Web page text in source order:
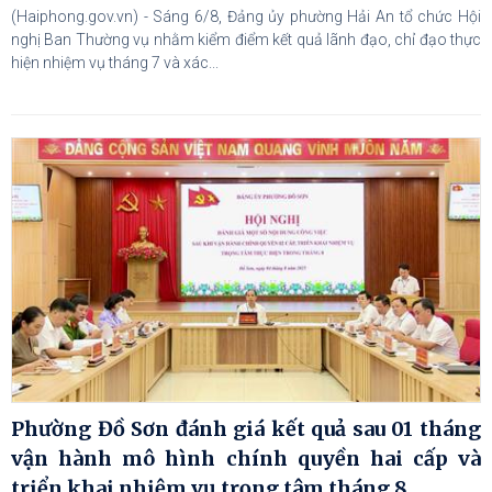
(Haiphong.gov.vn) - Sáng 6/8, Đảng ủy phường Hải An tổ chức Hội
nghị Ban Thường vụ nhằm kiểm điểm kết quả lãnh đạo, chỉ đạo thực
hiện nhiệm vụ tháng 7 và xác...
Phường Đồ Sơn đánh giá kết quả sau 01 tháng
vận hành mô hình chính quyền hai cấp và